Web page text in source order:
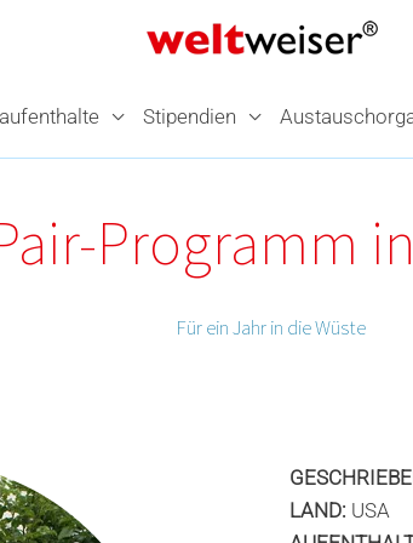
Stipendien
Programm
Für ein Jahr in die Wüste
LAND: USA